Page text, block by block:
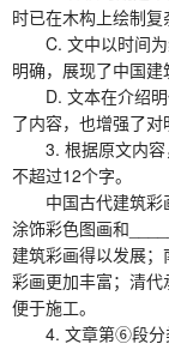
时已在木构上绘制复
C. 文中以时间为
明确，展现了中国建
D. 文本在介绍明
了内容，也增强了对
3. 根据原文内容
不超过12个字。
中国古代建筑彩
涂饰彩色图画和
建筑彩画得以发展
彩画更加丰富；清代
便于施工。
4. 文章第⑥段分类